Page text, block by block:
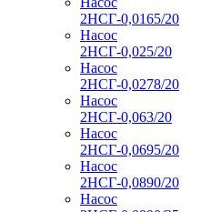
2НСГ-0,0165/20
Насос
2НСГ-0,025/20
Насос
2НСГ-0,0278/20
Насос
2НСГ-0,063/20
Насос
2НСГ-0,0695/20
Насос
2НСГ-0,0890/20
Насос